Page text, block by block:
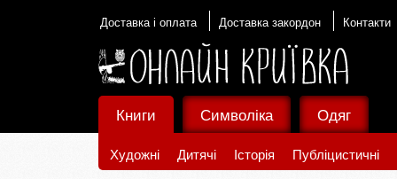
Доставка і оплата Доставка закордон Контакти
Книги
Художні Дитячі Історія Публіцистичні
Символіка Одяг